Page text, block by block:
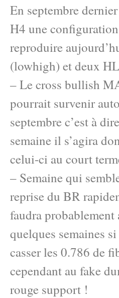
En septembre
H4 une
reproduire
(lowhigh) et deux
– Le cross bullish
pourrait survenir
septembre c’est à
semaine il s’agira
celui-ci au court
– Semaine qui
reprise du BR
faudra probablement
quelques semaines
casser les 0.786 de
cependant au fake
rouge support !